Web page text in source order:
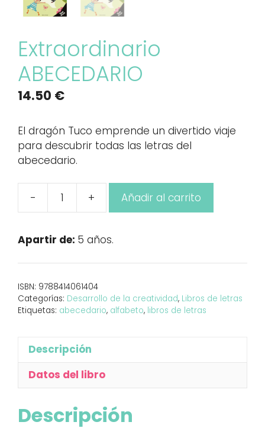
Extraordinario
ABECEDARIO
14.50 €
El dragón Tuco emprende un divertido viaje
para descubrir todas las letras del
abecedario.
-
Extraordinario
+ Añadir al carrito
Apartir de: 5 años.
ISBN: 9788414061404
Categorías: Desarrollo de la creatividad, Libros de letras
Etiquetas: abecedario, alfabeto, libros de letras
Descripción
Datos del libro
Descripción